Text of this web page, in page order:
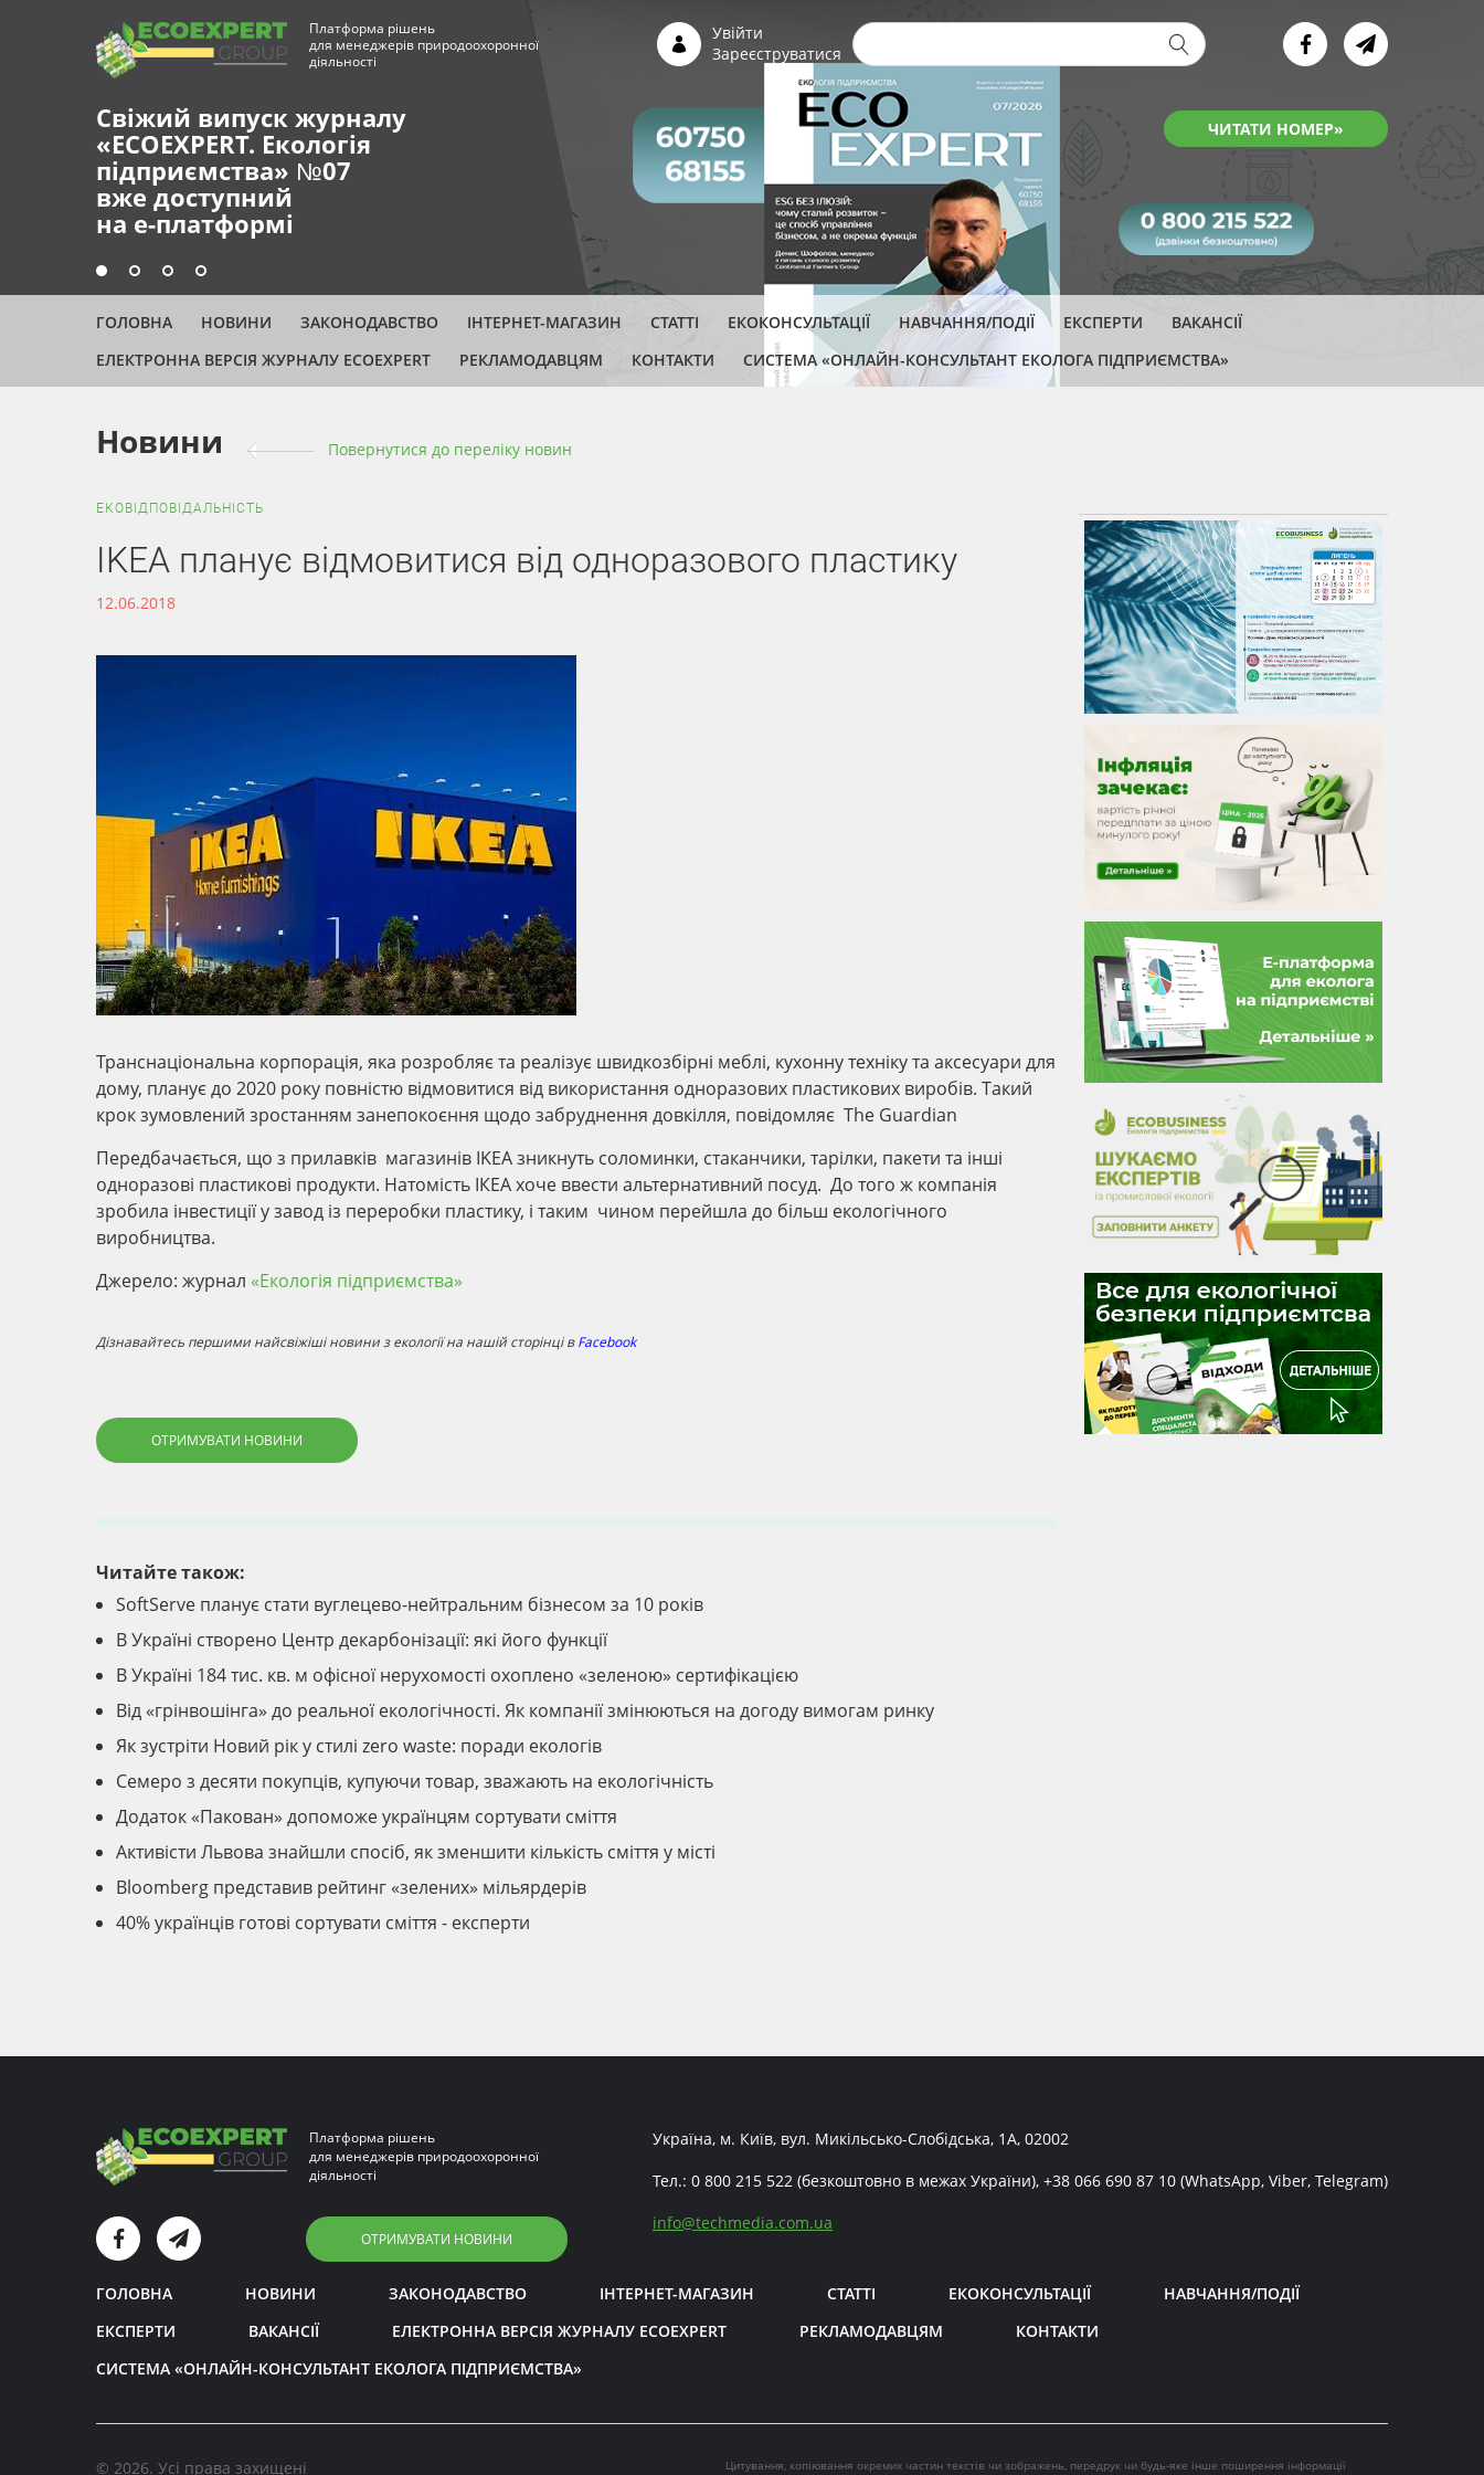
Свіжий випуск журналу
«ECOEXPERT. Екологія
підприємства» №07
вже доступний
на е-платформі
ЧИТАТИ НОМЕР»
Платформа рішень
для менеджерів природоохоронної
діяльності
Увійти
Зареєструватися Пошукова форма
ГОЛОВНА НОВИНИ ЗАКОНОДАВСТВО ІНТЕРНЕТ-МАГАЗИН СТАТТІ ЕКОКОНСУЛЬТАЦІЇ НАВЧАННЯ/ПОДІЇ ЕКСПЕРТИ
ВАКАНСІЇ
ЕЛЕКТРОННА ВЕРСІЯ ЖУРНАЛУ ECOEXPERT
РЕКЛАМОДАВЦЯМ КОНТАКТИ СИСТЕМА «ОНЛАЙН-КОНСУЛЬТАНТ ЕКОЛОГА ПІДПРИЄМСТВА»
Новини Повернутися до переліку новин
ЕКОВІДПОВІДАЛЬНІСТЬ
ІKEA планує відмовитися від одноразового пластику
12.06.2018
Транснаціональна корпорація, яка розробляє та реалізує швидкозбірні меблі, кухонну техніку та аксесуари для
дому, планує до 2020 року повністю відмовитися від використання одноразових пластикових виробів. Такий
крок зумовлений зростанням занепокоєння щодо забруднення довкілля, повідомляє The Guardian
Передбачається, що з прилавків магазинів IKEA зникнуть соломинки, стаканчики, тарілки, пакети та інші
одноразові пластикові продукти. Натомість ІКЕА хоче ввести альтернативний посуд. До того ж компанія
зробила інвестиції у завод із переробки пластику, і таким чином перейшла до більш екологічного
виробництва.
Джерело: журнал «Екологія підприємства»
Дізнавайтесь першими найсвіжіші новини з екології на нашій сторінці вFacebook
ОТРИМУВАТИ НОВИНИ
Читайте також:
SoftServe планує стати вуглецево-нейтральним бізнесом за 10 років
В Україні створено Центр декарбонізації: які його функції
В Україні 184 тис. кв. м офісної нерухомості охоплено «зеленою» сертифікацією
Від «грінвошінга» до реальної екологічності. Як компанії змінюються на догоду вимогам ринку
Як зустріти Новий рік у стилі zero waste: поради екологів
Семеро з десяти покупців, купуючи товар, зважають на екологічність
Додаток «Пакован» допоможе українцям сортувати сміття
Активісти Львова знайшли спосіб, як зменшити кількість сміття у місті
Bloomberg представив рейтинг «зелених» мільярдерів
40% українців готові сортувати сміття - експерти
Платформа рішень
для менеджерів природоохоронної
діяльності
ОТРИМУВАТИ НОВИНИ
Україна, м. Київ, вул. Микільсько-Слобідська, 1А, 02002
Тел.: 0 800 215 522 (безкоштовно в межах України), +38 066 690 87 10 (WhatsApp, Viber, Telegram)
info@techmedia.com.ua
ГОЛОВНА НОВИНИ ЗАКОНОДАВСТВО ІНТЕРНЕТ-МАГАЗИН СТАТТІ ЕКОКОНСУЛЬТАЦІЇ
НАВЧАННЯ/ПОДІЇ
ЕКСПЕРТИ
ВАКАНСІЇ ЕЛЕКТРОННА ВЕРСІЯ ЖУРНАЛУ ECOEXPERT РЕКЛАМОДАВЦЯМ
КОНТАКТИ
СИСТЕМА «ОНЛАЙН-КОНСУЛЬТАНТ ЕКОЛОГА ПІДПРИЄМСТВА»
Цитування, копіювання окремих частин текстів чи зображень, передрук чи будь-яке інше поширення інформації
© 2026. Усі права захищені